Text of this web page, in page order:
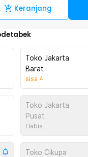
Keranjang
Toko Jakarta
Barat
sisa 4
Toko Jakarta
Pusat
Habis
Toko Cikupa